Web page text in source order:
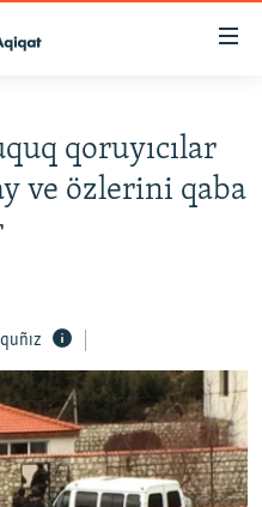
qoruyıcılar
ve özlerini qaba